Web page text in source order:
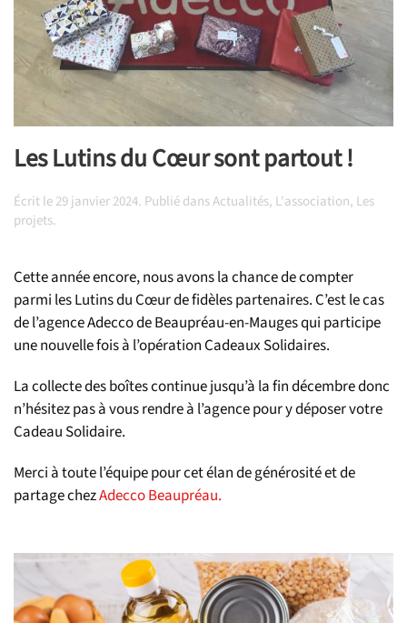
Les Lutins du Cœur sont partout !
Écrit le29 janvier 2024. Publié dansActualités, L'association, Les
projets.
Cette année encore, nous avons la chance de compter
parmi les Lutins du Cœur de fidèles partenaires. C’est le cas
de l’agence Adecco de Beaupréau-en-Mauges qui participe
une nouvelle fois à l’opération Cadeaux Solidaires.
La collecte des boîtes continue jusqu’à la fin décembre donc
n’hésitez pas à vous rendre à l’agence pour y déposer votre
Cadeau Solidaire.
Merci à toute l’équipe pour cet élan de générosité et de
partage chezAdecco Beaupréau.